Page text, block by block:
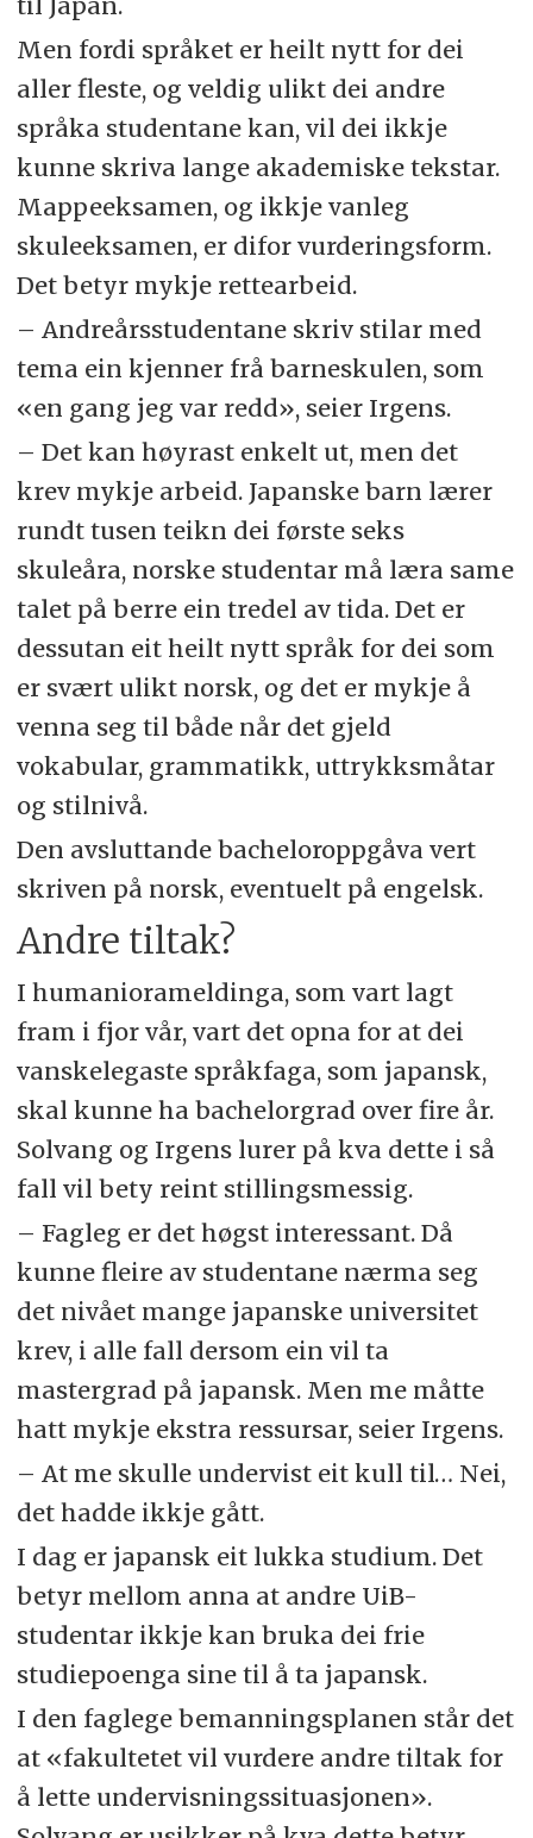
Men fordi språket er heilt nytt for dei
aller fleste, og veldig ulikt dei andre
språka studentane kan, vil dei ikkje
kunne skriva lange akademiske tekstar.
Mappeeksamen, og ikkje vanleg
skuleeksamen, er difor vurderingsform.
Det betyr mykje rettearbeid.
– Andreårsstudentane skriv stilar med
tema ein kjenner frå barneskulen, som
«en gang jeg var redd», seier Irgens.
– Det kan høyrast enkelt ut, men det
krev mykje arbeid. Japanske barn lærer
rundt tusen teikn dei første seks
skuleåra, norske studentar må læra same
talet på berre ein tredel av tida. Det er
dessutan eit heilt nytt språk for dei som
er svært ulikt norsk, og det er mykje å
venna seg til både når det gjeld
vokabular, grammatikk, uttrykksmåtar
og stilnivå.
Den avsluttande bacheloroppgåva vert
skriven på norsk, eventuelt på engelsk.
Andre tiltak?
I humaniorameldinga, som vart lagt
fram i fjor vår, vart det opna for at dei
vanskelegaste språkfaga, som japansk,
skal kunne ha bachelorgrad over fire år.
Solvang og Irgens lurer på kva dette i så
fall vil bety reint stillingsmessig.
– Fagleg er det høgst interessant. Då
kunne fleire av studentane nærma seg
det nivået mange japanske universitet
krev, i alle fall dersom ein vil ta
mastergrad på japansk. Men me måtte
hatt mykje ekstra ressursar, seier Irgens.
– At me skulle undervist eit kull til… Nei,
det hadde ikkje gått.
I dag er japansk eit lukka studium. Det
betyr mellom anna at andre UiB-
studentar ikkje kan bruka dei frie
studiepoenga sine til å ta japansk.
I den faglege bemanningsplanen står det
at «fakultetet vil vurdere andre tiltak for
å lette undervisningssituasjonen».